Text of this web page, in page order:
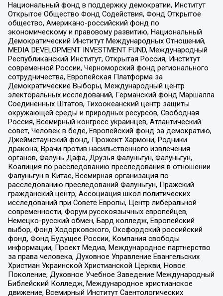
Национальный фонд в поддержку демократии, Институт
Открытое Общество Фонд Содействия, Фонд Открытое
общество, Американо-российский фонд по
экономическому и правовому развитию, Национальный
Демократический Институт Международных Отношений,
MEDIA DEVELOPMENT INVESTMENT FUND, Международный
Республиканский Институт, Открытая Россия, Институт
современной России, Черноморский фонд регионального
сотрудничества, Европейская Платформа за
Демократические Выборы, Международный центр
электоральных исследований, Германский фонд Маршалла
Соединенных Штатов, Тихоокеанский центр защиты
окружающей среды и природных ресурсов, Свободная
Россия, Всемирный конгресс украинцев, Атлантический
совет, Человек в беде, Европейский фонд за демократию,
Джеймстаунский фонд, Прожект Хармони, Родники
дракона, Врачи против насильственного извлечения
органов, Фалунь Дафа, Друзья Фалуньгун, Фалуньгун,
Коалиция по расследованию преследования в отношении
Фалуньгун в Китае, Всемирная организация по
расследованию преследований Фалуньгун, Пражский
гражданский центр, Ассоциация школ политических
исследований при Совете Европы, Центр либеральной
современности, Форум русскоязычных европейцев,
Немецко-русский обмен, Бард колледж, Европейский
выбор, Фонд Ходорковского, Оксфордский российский
фонд, Фонд Будущее России, Компания свободы
информации, Проект Медиа, Международное партнерство
за права человека, Духовное Управление Евангельских
Христиан Украинской Христианской Церкви, Новое
Поколение, Духовное Учебное Заведение Международный
Библейский Колледж, Международное христианское
движение, Всемирный Институт Саентологических